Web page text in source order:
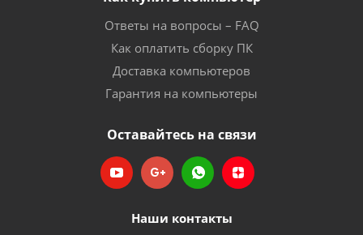
Ответы на вопросы – FAQ
Как оплатить сборку ПК
Доставка компьютеров
Гарантия на компьютеры
Оставайтесь на связи
Наши контакты